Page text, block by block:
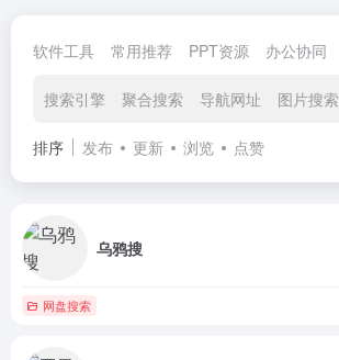
软件工具 常用推荐 PPT资源 办公协同
搜索引擎 聚合搜索 导航网址 图片搜索
排序 发布 更新 浏览 点赞
乌鸦搜
网盘搜索